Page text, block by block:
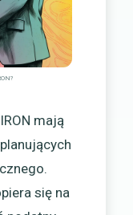
mają
się na